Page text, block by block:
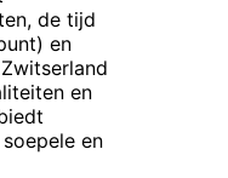
de tijd
en
en
en